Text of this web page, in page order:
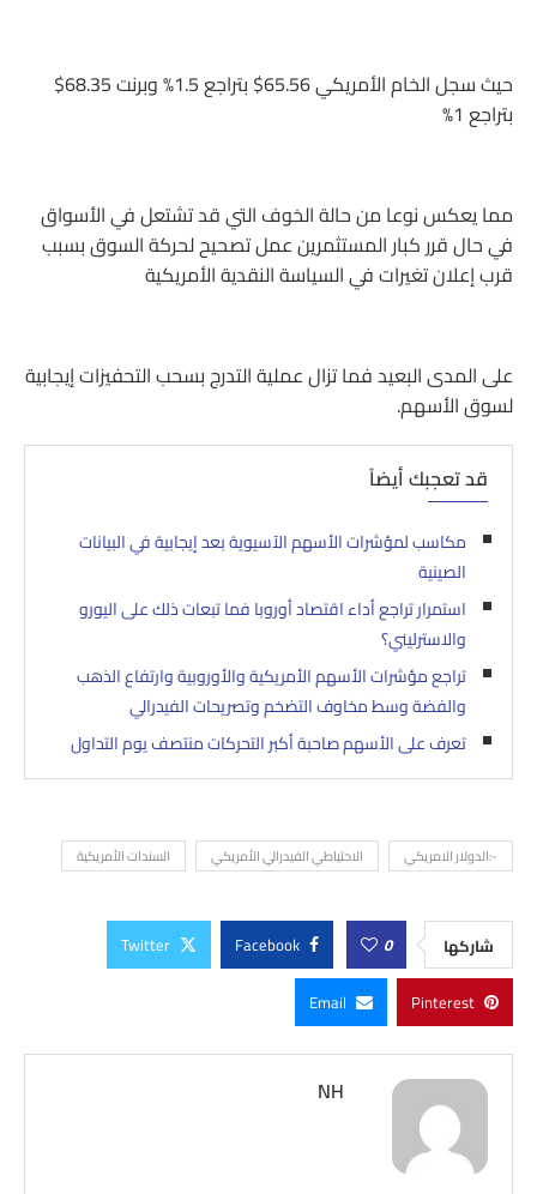
حيث سجل الخام الأمريكي 65.56$ بتراجع 1.5% وبرنت 68.35$
بتراجع 1%
مما يعكس نوعا من حالة الخوف التي قد تشتعل في الأسواق
في حال قرر كبار المستثمرين عمل تصحيح لحركة السوق بسبب
قرب إعلان تغيرات في السياسة النقدية الأمريكية
على المدى البعيد فما تزال عملية التدرج بسحب التحفيزات إيجابية
لسوق الأسهم.
قد تعجبك أيضاً
مكاسب لمؤشرات الأسهم الآسيوية بعد إيجابية في البيانات
الصينية
استمرار تراجع أداء اقتصاد أوروبا فما تبعات ذلك على اليورو
والاسترليني؟
تراجع مؤشرات الأسهم الأمريكية والأوروبية وارتفاع الذهب
والفضة وسط مخاوف التضخم وتصريحات الفيدرالي
تعرف على الأسهم صاحبة أكبر التحركات منتصف يوم التداول
-:الدولار الامريكي الاحتياطي الفيدرالي الأمريكي السندات الأمريكية
شاركها 0
Facebook
Twitter
Pinterest
Email
NH